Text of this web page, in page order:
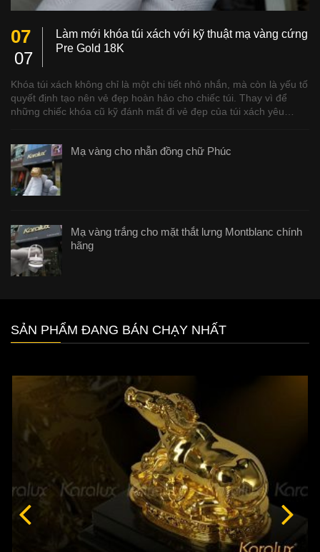
07
07
Làm mới khóa túi xách với kỹ thuật mạ vàng cứng
Pre Gold 18K
Khóa túi xách không chỉ là một chi tiết nhỏ nhắn, mà còn là yếu tố
quyết định tạo nên vẻ đẹp hoàn hảo cho chiếc túi. Thay vì để
những chiếc khóa cũ kỹ đánh mất đi vẻ đẹp của túi xách yêu…
Mạ vàng cho nhẫn đồng chữ Phúc
Mạ vàng trắng cho mặt thắt lưng Montblanc chính
hãng
SẢN PHẨM ĐANG BÁN CHẠY NHẤT